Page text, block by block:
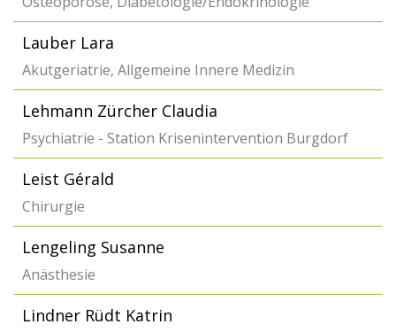
Lauber Lara
Akutgeriatrie, Allgemeine Innere Medizin
Lehmann Zürcher Claudia
Psychiatrie - Station Krisenintervention Burgdorf
Leist Gérald
Chirurgie
Lengeling Susanne
Anästhesie
Lindner Rüdt Katrin